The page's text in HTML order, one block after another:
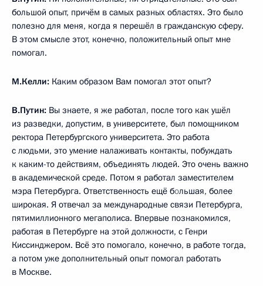
большой опыт, причём в самых разных областях. Это было
полезно для меня, когда я перешёл в гражданскую сферу.
В этом смысле этот, конечно, положительный опыт мне
помогал.
М.Келли: Каким образом Вам помогал этот опыт?
В.Путин: Вы знаете, я же работал, после того как ушёл
из разведки, допустим, в университете, был помощником
ректора Петербургского университета. Это работа
с людьми, это умение налаживать контакты, побуждать
к каким-то действиям, объединять людей. Это очень важно
в академической среде. Потом я работал заместителем
мэра Петербурга. Ответственность ещё большая, более
широкая. Я отвечал за международные связи Петербурга,
пятимиллионного мегаполиса. Впервые познакомился,
работая в Петербурге на этой должности, с Генри
Киссинджером. Всё это помогало, конечно, в работе тогда,
а потом уже дополнительный опыт помогал работать
в Москве.